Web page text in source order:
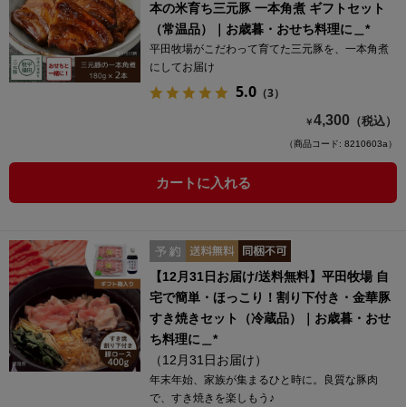
本の米育ち三元豚 一本角煮 ギフトセット
（常温品）｜お歳暮・おせち料理に＿*
平田牧場がこだわって育てた三元豚を、一本角煮
にしてお届け
5.0 （3）
￥4,300 （税込）
（商品コード: 8210603a）
カートに入れる
【12月31日お届け/送料無料】平田牧場 自
宅で簡単・ほっこり！割り下付き・金華豚
すき焼きセット（冷蔵品）｜お歳暮・おせ
ち料理に＿*
（12月31日お届け）
年末年始、家族が集まるひと時に。良質な豚肉
で、すき焼きを楽しもう♪